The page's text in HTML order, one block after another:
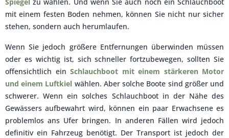
mit einem festen Boden nehmen, können Sie nicht nur sicher
stehen, sondern auch herumlaufen.
Wenn Sie jedoch größere Entfernungen überwinden müssen
oder es wichtig ist, sich schneller fortzubewegen, sollten Sie
offensichtlich ein Schlauchboot mit einem stärkeren Motor
und einem Luftkiel wählen. Aber solche Boote sind größer und
schwerer. Wenn ein solches Schlauchboot in der Nähe des
Gewässers aufbewahrt wird, können ein paar Erwachsene es
problemlos ans Ufer bringen. In anderen Fällen wird jedoch
definitiv ein Fahrzeug benötigt. Der Transport ist jedoch der